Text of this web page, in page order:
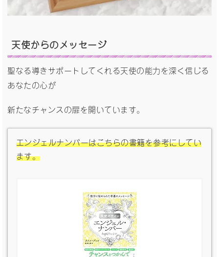
天使からのメッセージ
聖なる導きサポートしてくれる天使の能力を深く信じる
あなたの心が
新たなチャンスの扉を開いています。
エンジェルナンバーはこちらの書籍を参考にしてい
ます。